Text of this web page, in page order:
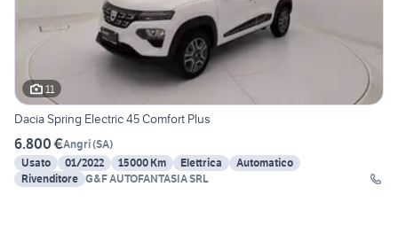
11
Dacia Spring Electric 45 Comfort Plus
6.800 €Angri(SA)
Usato
01/2022 15000 Km Elettrica
Automatico
Rivenditore G&F AUTOFANTASIA SRL